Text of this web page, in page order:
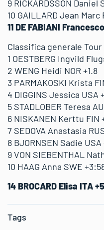
9 RICKARDSSON Daniel
10 GAILLARD Jean Marc
11 DE FABIANI
Classifica generale
1 OESTBERG Ingvild
2 WENG Heidi NOR +1.8
3 PARMAKOSKI Krista
4 DIGGINS Jessica USA
5 STADLOBER Teresa
6 NISKANEN Kerttu FIN
7 SEDOVA Anastasia
8 BJORNSEN Sadie USA
9 VON SIEBENTHAL
10 HAAG Anna SWE
14 BROCARD Elisa ITA
Tags